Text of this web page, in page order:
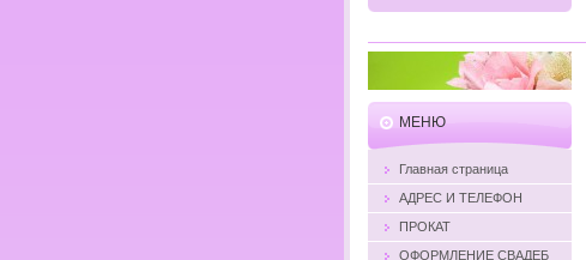
MЕНЮ
Главная страница
АДРЕС И ТЕЛЕФОН
ПРОКАТ
ОФОРМЛЕНИЕ СВАДЕБ